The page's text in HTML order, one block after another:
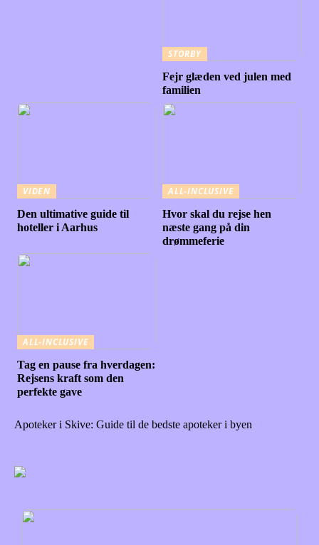
STORBY
Fejr glæden ved julen med
familien
VIDEN
Den ultimative guide til
hoteller i Aarhus
ALL-INCLUSIVE
Hvor skal du rejse hen
næste gang på din
drømmeferie
ALL-INCLUSIVE
Tag en pause fra hverdagen:
Rejsens kraft som den
perfekte gave
Apoteker i Skive: Guide til de bedste apoteker i byen